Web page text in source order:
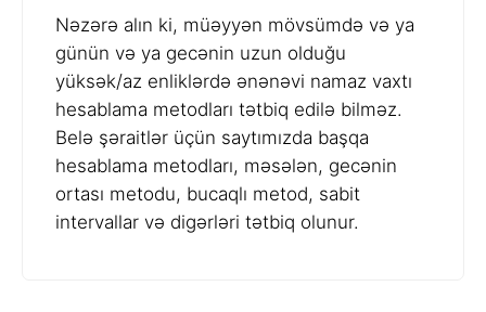
Nəzərə alın ki, müəyyən mövsümdə və ya
günün və ya gecənin uzun olduğu
yüksək/az enliklərdə ənənəvi namaz vaxtı
hesablama metodları tətbiq edilə bilməz.
Belə şəraitlər üçün saytımızda başqa
hesablama metodları, məsələn, gecənin
ortası metodu, bucaqlı metod, sabit
intervallar və digərləri tətbiq olunur.